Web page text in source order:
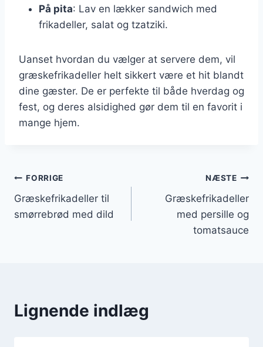
På pita: Lav en lækker sandwich med
frikadeller, salat og tzatziki.
Uanset hvordan du vælger at servere dem, vil
græskefrikadeller helt sikkert være et hit blandt
dine gæster. De er perfekte til både hverdag og
fest, og deres alsidighed gør dem til en favorit i
mange hjem.
Indlægsnavigation
FORRIGE
Græskefrikadeller til
smørrebrød med dild
NÆSTE
Græskefrikadeller
med persille og
tomatsauce
Lignende indlæg